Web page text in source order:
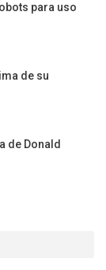
para uso
de su
de Donald